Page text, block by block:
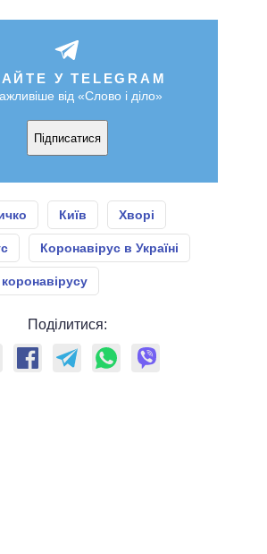
У TELEGRAM
від «Слово і діло»
Підписатися
Київ Хворі
Коронавірус в Україні
Поділитися: